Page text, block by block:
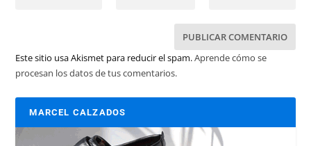
Este sitio usa Akismet para reducir el spam.Aprende cómo se
procesan los datos de tus comentarios.
MARCEL CALZADOS